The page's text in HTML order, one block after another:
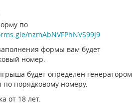
по
nzmAbNVFPhNVS99J9
формы вам будет
номер.
будет определен генератором
порядковому номеру.
от 18 лет.